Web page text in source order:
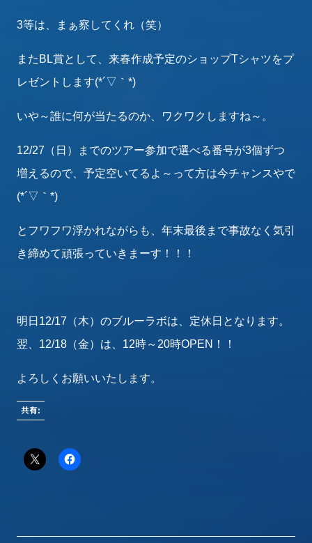
3等は、まぁ察してくれ（笑）
またBL賞として、来春作成予定のショップTシャツをプ
レゼントします(*´▽｀*)
いや～誰に何が当たるのか、ワクワクしますね～。
12/27（日）までのツアー参加で選べる番号が3個ずつ
増えるので、予定空いてるよ～って方は今チャンスやで
(*´▽｀*)
とフワフワ浮かれながらも、年末最後まで事故なく気引
き締めて頑張っていきまーす！！！
明日12/17（木）のブルーラボは、定休日となります。
翌、12/18（金）は、12時～20時OPEN！！
よろしくお願いいたします。
共有: